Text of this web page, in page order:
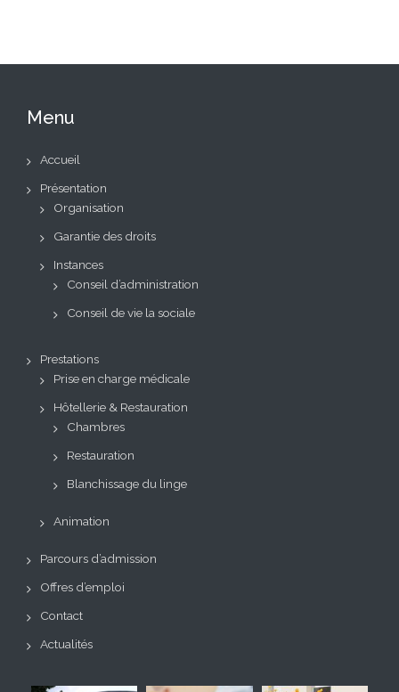
Menu
Accueil
Présentation
Organisation
Garantie des droits
Instances
Conseil d’administration
Conseil de vie la sociale
Prestations
Prise en charge médicale
Hôtellerie & Restauration
Chambres
Restauration
Blanchissage du linge
Animation
Parcours d’admission
Offres d’emploi
Contact
Actualités